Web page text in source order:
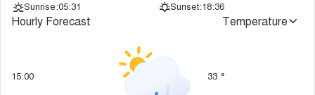
Sunrise:05:31 Sunset:18:36
Hourly Forecast Temperature
15:00 33 °